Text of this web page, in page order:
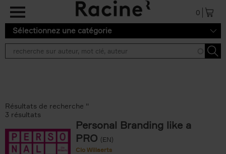
Aller au contenu principal
0
Sélectionnez une catégorie
Résultats de recherche ''
3 résultats
Personal Branding like a
PRO (EN)
Clo Willaerts